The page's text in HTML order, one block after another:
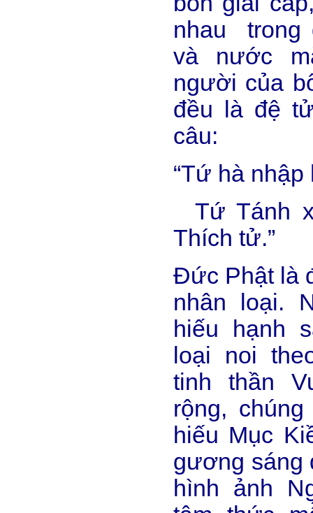
nhau trong
và nước
người của
đều là đệ
câu:
“Tứ hà
Tứ Tánh
Thích tử.”
Đức Phật là
nhân loại.
hiếu hạnh
loại noi
tinh thần
rộng,
hiếu Mục
gương sáng
hình ảnh